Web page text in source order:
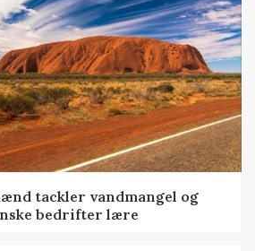
tackler vandmangel og
bedrifter lære